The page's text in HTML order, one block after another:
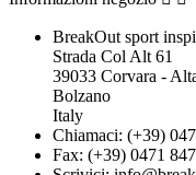
BreakOut sport
Strada Col Alt 61
39033 Corvara -
Bolzano
Italy
Chiamaci: (+39)
Fax: (+39) 0471